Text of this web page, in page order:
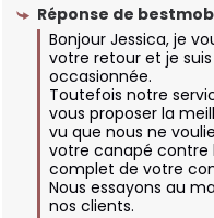
Réponse de
Bonjour Jessica, je
votre retour et je
occasionnée.
Toutefois notre
vous proposer la
vu que nous ne
votre canapé
complet de votre
Nous essayons au
nos clients.